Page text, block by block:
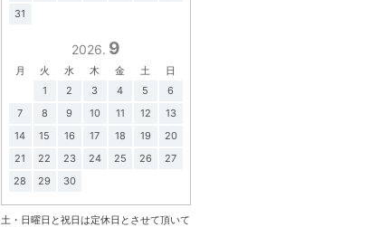
31
2026. 9
月 火 水 木 金 土
日
1
2 3 4 5
6
7
8 9 10 11 12
13
14
15 16 17 18 19
20
21
22 23 24 25 26
27
28
29 30
土・日曜日と祝日は定休日とさせて頂いて